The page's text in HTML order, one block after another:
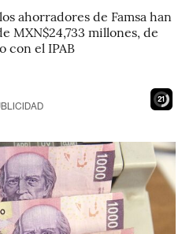
ahorradores de Famsa han
MXN$24,733 millones, de
con el IPAB
19